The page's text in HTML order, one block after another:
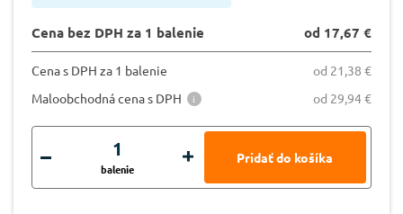
Cena bez DPH za 1 balenie od 17,67 €
Cena s DPH za 1 balenie
od 21,38 €
Maloobchodná cena s DPH
od 29,94 €
balenie